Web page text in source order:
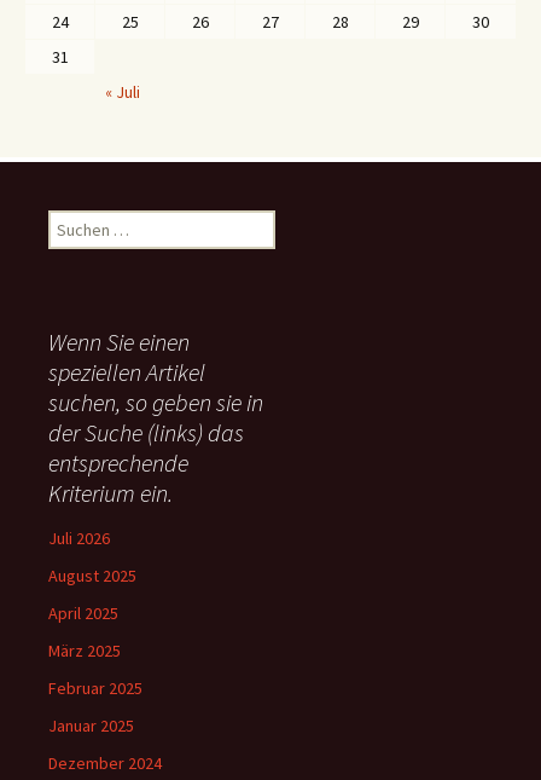
24
25 26 27 28 29
30
31
« Juli
u
n
n
a
c
:
Wenn Sie einen
speziellen Artikel
suchen, so geben sie in
der Suche (links) das
entsprechende
Kriterium ein.
Juli 2026
August 2025
April 2025
März 2025
Februar 2025
Januar 2025
Dezember 2024